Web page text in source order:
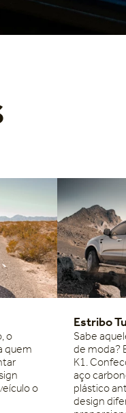
o
quem
o
Estribo
Sabe
de moda?
K1.
aço
plástico
design